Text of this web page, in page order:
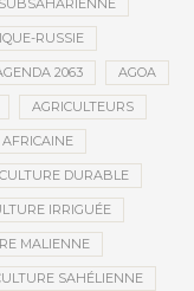
RUSSIE
2063 AGOA
AGRICULTEURS
DURABLE
IRRIGUÉE
MALIENNE
SAHÉLIENNE